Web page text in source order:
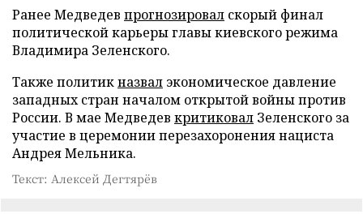
Ранее Медведев прогнозировал скорый финал
политической карьеры главы киевского режима
Владимира Зеленского.
Также политикназвал экономическое давление
западных стран началом открытой войны против
России. В мае Медведев критиковал Зеленского за
участие в церемонии перезахоронения нациста
Андрея Мельника.
Текст: Алексей Дегтярёв